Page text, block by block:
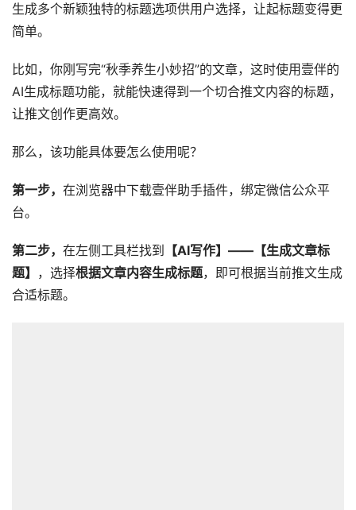
生成多个新颖独特的标题选项供用户选择，让起标题变得更
简单。
比如，你刚写完“秋季养生小妙招”的文章，这时使用壹伴的
AI生成标题功能，就能快速得到一个切合推文内容的标题，
让推文创作更高效。
那么，该功能具体要怎么使用呢？
第一步， 在浏览器中下载壹伴助手插件，绑定微信公众平
台。
第二步， 在左侧工具栏找到
【AI写作】——【生成文章标
题】
，选择根据文章内容生成标题，即可根据当前推文生成
合适标题。